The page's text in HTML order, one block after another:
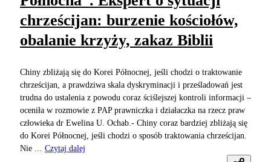
chrześcijan: burzenie kościołów,
obalanie krzyży, zakaz Biblii
Chiny zbliżają się do Korei Północnej, jeśli chodzi o traktowanie
chrześcijan, a prawdziwa skala dyskryminacji i prześladowań jest
trudna do ustalenia z powodu coraz ściślejszej kontroli informacji –
oceniła w rozmowie z PAP prawniczka i działaczka na rzecz praw
człowieka dr Ewelina U. Ochab.- Chiny coraz bardziej zbliżają się
do Korei Północnej, jeśli chodzi o sposób traktowania chrześcijan.
Nie ...
Czytaj dalej